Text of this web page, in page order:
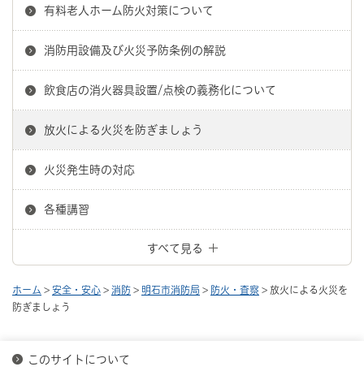
有料老人ホーム防火対策について
消防用設備及び火災予防条例の解説
飲食店の消火器具設置/点検の義務化について
放火による火災を防ぎましょう
火災発生時の対応
各種講習
すべて見る
ホーム > 安全・安心 > 消防 > 明石市消防局 > 防火・査察 > 放火による火災を
防ぎましょう
このサイトについて